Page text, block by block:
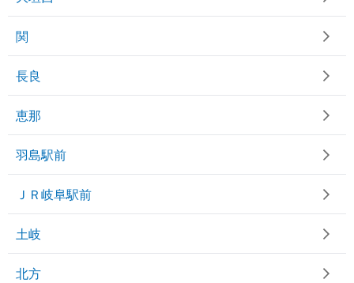
関
長良
恵那
羽島駅前
ＪＲ岐阜駅前
土岐
北方